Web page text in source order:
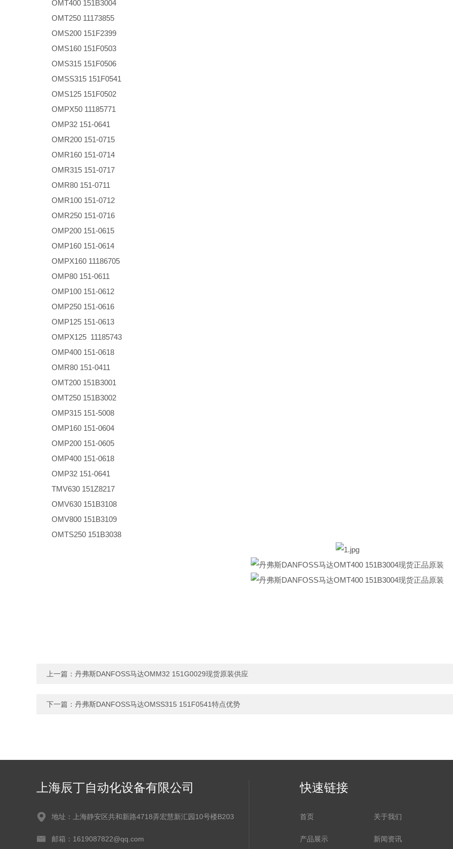
OMT400 151B3004
OMT250 11173855
OMS200 151F2399
OMS160 151F0503
OMS315 151F0506
OMSS315 151F0541
OMS125 151F0502
OMPX50 11185771
OMP32 151-0641
OMR200 151-0715
OMR160 151-0714
OMR315 151-0717
OMR80 151-0711
OMR100 151-0712
OMR250 151-0716
OMP200 151-0615
OMP160 151-0614
OMPX160 11186705
OMP80 151-0611
OMP100 151-0612
OMP250 151-0616
OMP125 151-0613
OMPX125 11185743
OMP400 151-0618
OMR80 151-0411
OMT200 151B3001
OMT250 151B3002
OMP315 151-5008
OMP160 151-0604
OMP200 151-0605
OMP400 151-0618
OMP32 151-0641
TMV630 151Z8217
OMV630 151B3108
OMV800 151B3109
OMTS250 151B3038
上一篇： 丹弗斯DANFOSS马达OMM32 151G0029现货原装供应
下一篇： 丹弗斯DANFOSS马达OMSS315 151F0541特点优势
上海辰丁自动化设备有限公司
地址：上海静安区共和新路4718弄宏慧新汇园10号楼B203
邮箱：1619087822@qq.com
快速链接
首页 关于我们
产品展示 新闻资讯